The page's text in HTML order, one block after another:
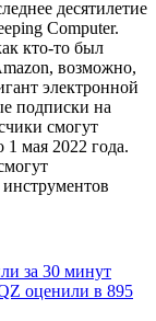
десятилетие
Computer.
кто-то был
возможно,
электронной
подписки на
смогут
1 мая 2022 года.
за 30 минут
оценили в 895